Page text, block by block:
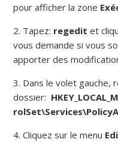
pour afficher la zone
2. Tapez: regedit et
vous demande si vous
apporter des
3. Dans le volet gauche,
dossier:
4. Cliquez sur le menu